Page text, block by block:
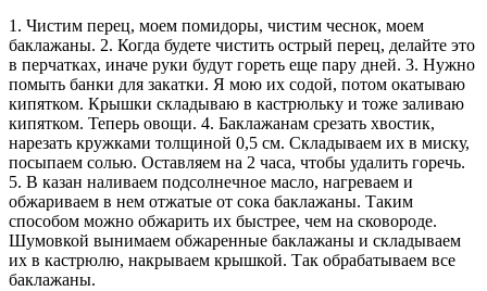
1. Чистим перец, моем помидоры, чистим чеснок, моем
баклажаны. 2. Когда будете чистить острый перец, делайте это
в перчатках, иначе руки будут гореть еще пару дней. 3. Нужно
помыть банки для закатки. Я мою их содой, потом окатываю
кипятком. Крышки складываю в кастрюльку и тоже заливаю
кипятком. Теперь овощи. 4. Баклажанам срезать хвостик,
нарезать кружками толщиной 0,5 см. Складываем их в миску,
посыпаем солью. Оставляем на 2 часа, чтобы удалить горечь.
5. В казан наливаем подсолнечное масло, нагреваем и
обжариваем в нем отжатые от сока баклажаны. Таким
способом можно обжарить их быстрее, чем на сковороде.
Шумовкой вынимаем обжаренные баклажаны и складываем
их в кастрюлю, накрываем крышкой. Так обрабатываем все
баклажаны.